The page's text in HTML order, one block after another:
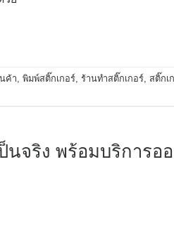
ค้า, พิมพ์สติ๊กเกอร์, ร้านทำสติ๊กเกอร์, สติ๊ก
นจริง พร้อมบริการอ